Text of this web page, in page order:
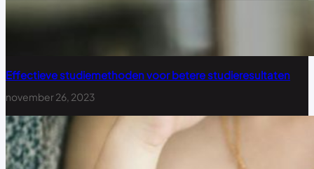
Effectieve studiemethoden voor betere studieresultaten
november 26, 2023